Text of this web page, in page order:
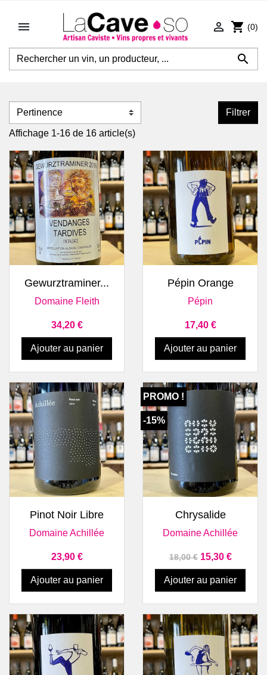


 shopping_cart (0)
Filtrer
Affichage 1-16 de 16 article(s)
Gewurztraminer...
Domaine Fleith
Prix
34,20 €
Ajouter au panier
Pépin Orange
Pépin
Prix
17,40 €
Ajouter au panier
Pinot Noir Libre
Domaine Achillée
Prix
23,90 €
Ajouter au panier
Chrysalide
Domaine Achillée
Prix de base
18,00 € Prix
15,30 €
Ajouter au panier
PROMO !
-15%